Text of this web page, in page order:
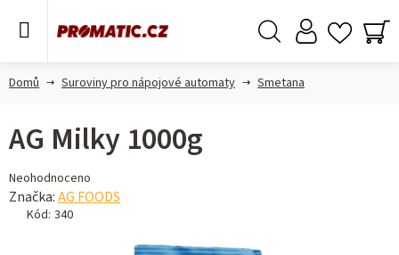
Domů Suroviny pro nápojové automaty Smetana
AG Milky 1000g
Průměrné
hodnocení
produktu
Neohodnoceno
Značka:AG FOODS
Kód: 340